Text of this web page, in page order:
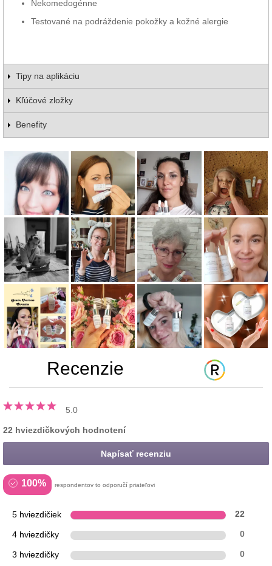
Nekomedogénne
Testované na podráždenie pokožky a kožné alergie
Tipy na aplikáciu
Kľúčové zložky
Benefity
Recenzie
5.0
22 hviezdičkových hodnotení
Napísať recenziu
100% respondentov to odporučí priateľovi
5 hviezdičiek 22
4 hviezdičky 0
3 hviezdičky 0